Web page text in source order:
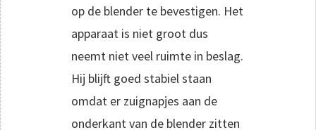
op de blender te bevestigen. Het
apparaat is niet groot dus
neemt niet veel ruimte in beslag.
Hij blijft goed stabiel staan
omdat er zuignapjes aan de
onderkant van de blender zitten